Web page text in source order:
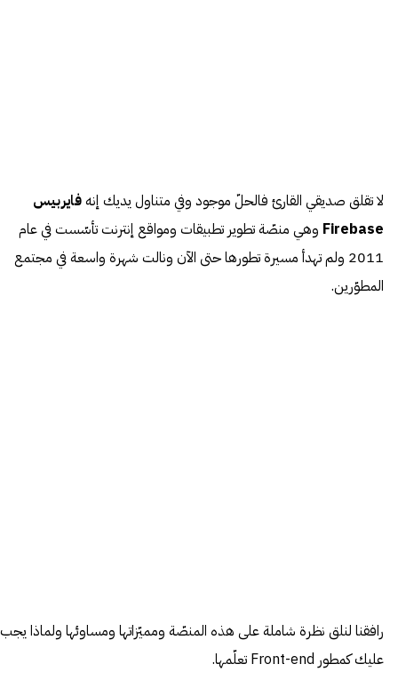
لا تقلق صديقي القارئ فالحلّ موجود وفي متناول يديك إنهفايربيس
Firebase وهي منصّة تطوير تطبيقات ومواقع إنترنت تأسّست في عام
2011 ولم تهدأ مسيرة تطورها حتى الآن ونالت شهرة واسعة في مجتمع
المطوّرين.
رافقنا لنلق نظرة شاملة على هذه المنصّة ومميّزاتها ومساوئها ولماذا يجب
عليك كمطور Front-end تعلّمها.